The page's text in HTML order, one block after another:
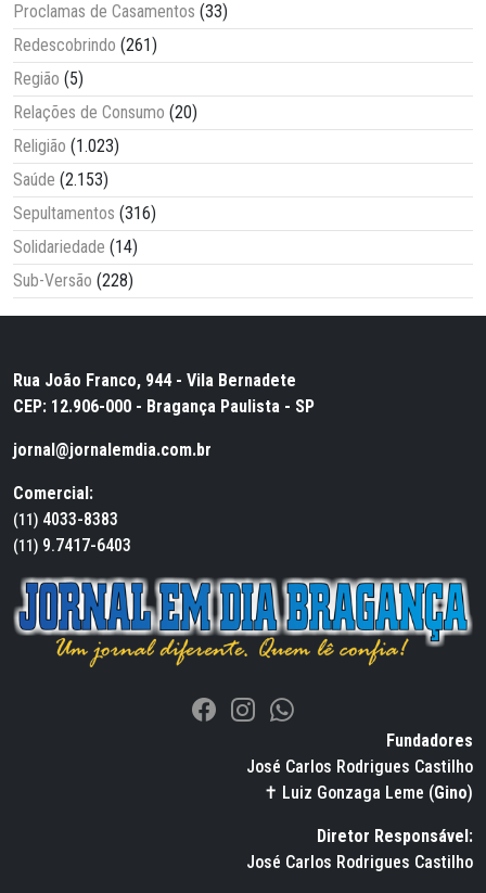
Proclamas de Casamentos (33)
Redescobrindo (261)
Região (5)
Relações de Consumo (20)
Religião (1.023)
Saúde (2.153)
Sepultamentos (316)
Solidariedade (14)
Sub-Versão (228)
Rua João Franco, 944 - Vila Bernadete
CEP: 12.906-000 - Bragança Paulista - SP
jornal@jornalemdia.com.br
Comercial:
(11) 4033-8383
(11) 9.7417-6403
Fundadores
José Carlos Rodrigues Castilho
✝ Luiz Gonzaga Leme (Gino)
Diretor Responsável:
José Carlos Rodrigues Castilho